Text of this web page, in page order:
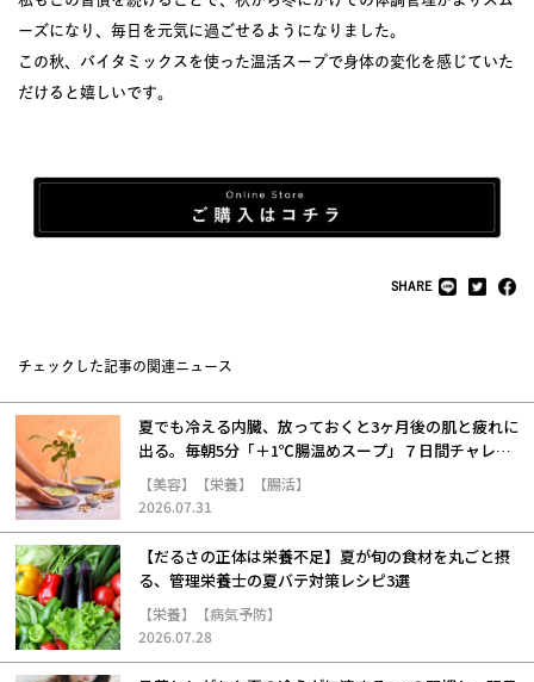
ーズになり、毎日を元気に過ごせるようになりました。
この秋、バイタミックスを使った温活スープで身体の変化を感じていた
だけると嬉しいです。
SHARE
チェックした記事の関連ニュース
夏でも冷える内臓、放っておくと3ヶ月後の肌と疲れに
出る。毎朝5分「＋1℃腸温めスープ」７日間チャレン
ジ【美容】【栄養】【腸活】
2026.07.31
【だるさの正体は栄養不足】夏が旬の食材を丸ごと摂
る、管理栄養士の夏バテ対策レシピ3選
【栄養】【病気予防】
2026.07.28